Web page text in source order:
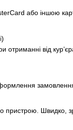
або іншою
від
пристрою. Швидко,